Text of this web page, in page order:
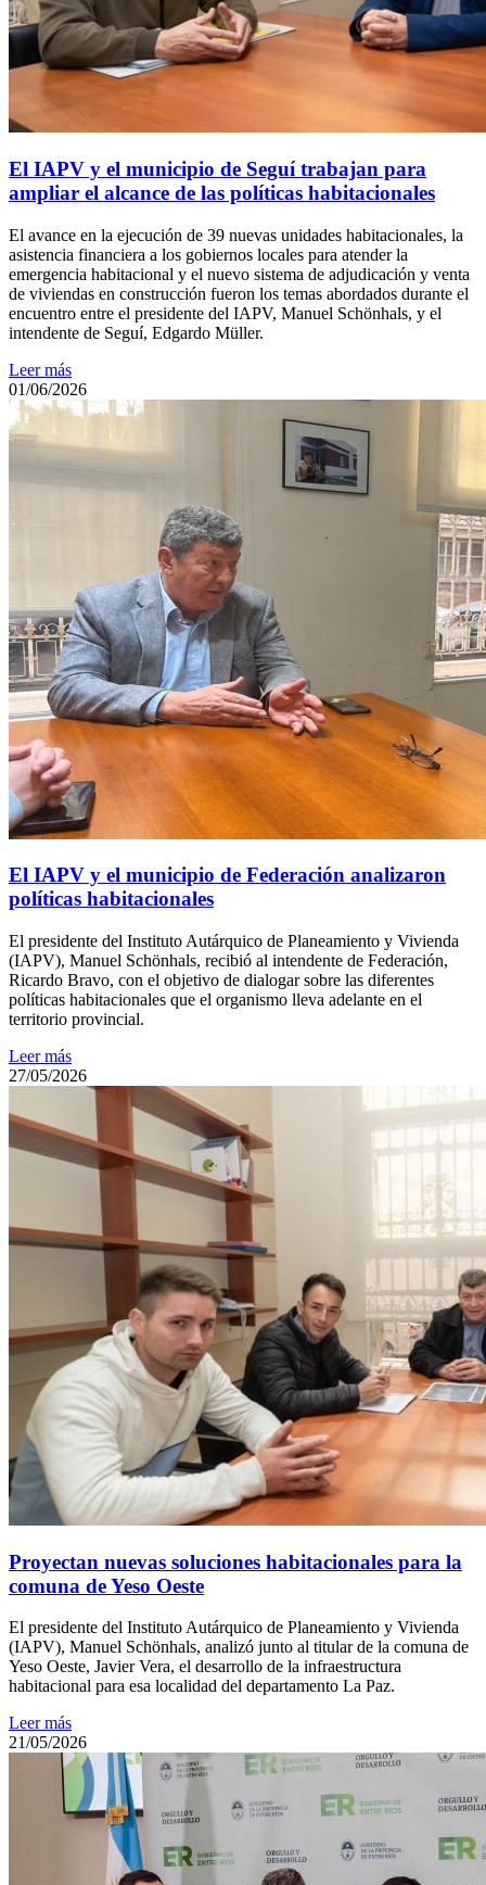
El IAPV y el municipio de Seguí trabajan para
ampliar el alcance de las políticas habitacionales
El avance en la ejecución de 39 nuevas unidades habitacionales, la
asistencia financiera a los gobiernos locales para atender la
emergencia habitacional y el nuevo sistema de adjudicación y venta
de viviendas en construcción fueron los temas abordados durante el
encuentro entre el presidente del IAPV, Manuel Schönhals, y el
intendente de Seguí, Edgardo Müller.
Leer más
01/06/2026
El IAPV y el municipio de Federación analizaron
políticas habitacionales
El presidente del Instituto Autárquico de Planeamiento y Vivienda
(IAPV), Manuel Schönhals, recibió al intendente de Federación,
Ricardo Bravo, con el objetivo de dialogar sobre las diferentes
políticas habitacionales que el organismo lleva adelante en el
territorio provincial.
Leer más
27/05/2026
Proyectan nuevas soluciones habitacionales para la
comuna de Yeso Oeste
El presidente del Instituto Autárquico de Planeamiento y Vivienda
(IAPV), Manuel Schönhals, analizó junto al titular de la comuna de
Yeso Oeste, Javier Vera, el desarrollo de la infraestructura
habitacional para esa localidad del departamento La Paz.
Leer más
21/05/2026